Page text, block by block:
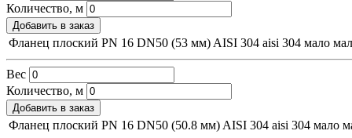
Количество, м
Добавить в заказ
Фланец плоский PN 16 DN50 (53 мм) AISI 304 aisi 304 мало
Вес
Количество, м
Добавить в заказ
Фланец плоский PN 16 DN50 (50.8 мм) AISI 304 aisi 304 мало